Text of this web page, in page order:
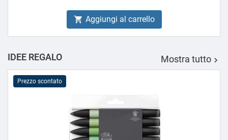
 Aggiungi al carrello
IDEE REGALO Mostra tutto 
Prezzo scontato